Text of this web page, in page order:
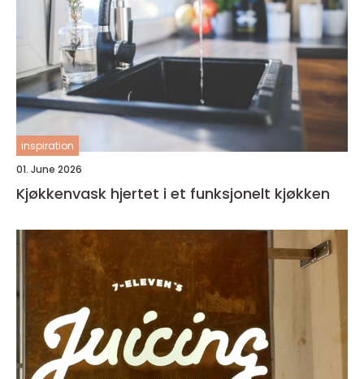
inspiration
01. June 2026
Kjøkkenvask hjertet i et funksjonelt kjøkken